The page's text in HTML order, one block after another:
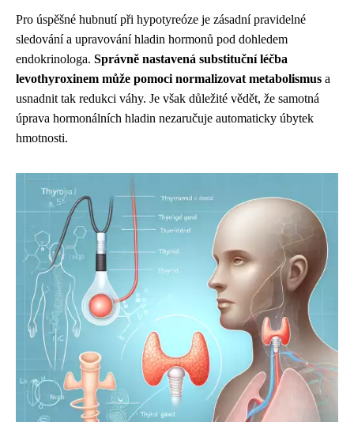
Pro úspěšné hubnutí při hypotyreóze je zásadní pravidelné
sledování a upravování hladin hormonů pod dohledem
endokrinologa. Správně nastavená substituční léčba
levothyroxinem může pomoci normalizovat metabolismus a
usnadnit tak redukci váhy. Je však důležité vědět, že samotná
úprava hormonálních hladin nezaručuje automaticky úbytek
hmotnosti.